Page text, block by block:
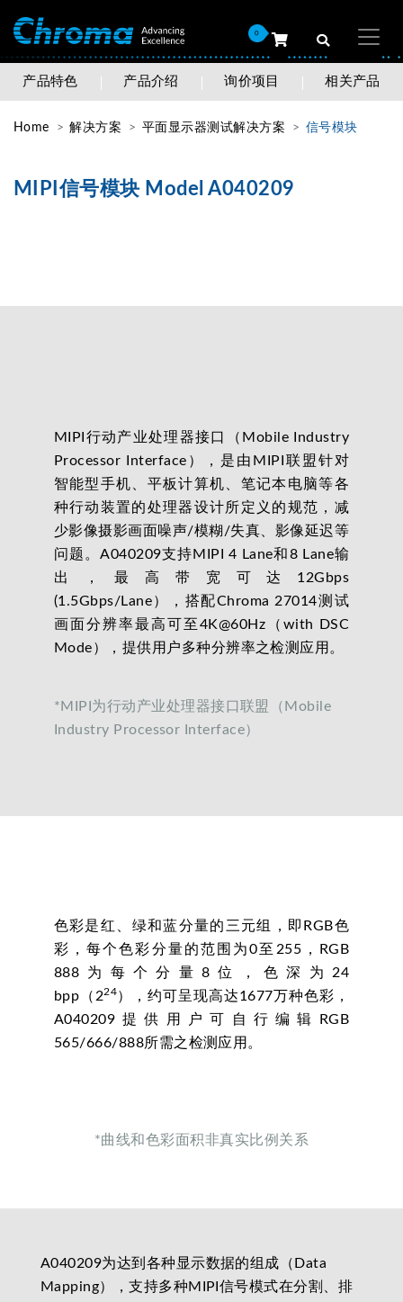
0
产品特色 产品介绍 询价项目 相关产品
Home 解决方案 平面显示器测试解决方案 信号模块
MIPI信号模块 Model A040209
MIPI行动产业处理器接口（Mobile Industry
Processor Interface），是由MIPI联盟针对
智能型手机、平板计算机、笔记本电脑等各
种行动装置的处理器设计所定义的规范，减
少影像摄影画面噪声/模糊/失真、影像延迟等
问题。A040209支持MIPI 4 Lane和8 Lane输
出，最高带宽可达12Gbps
(1.5Gbps/Lane），搭配Chroma 27014测试
画面分辨率最高可至4K@60Hz（with DSC
Mode），提供用户多种分辨率之检测应用。
*MIPI为行动产业处理器接口联盟（Mobile
Industry Processor Interface）
色彩是红、绿和蓝分量的三元组，即RGB色
彩，每个色彩分量的范围为0至255，RGB
888为每个分量8位，色深为24
bpp（224），约可呈现高达1677万种色彩，
A040209提供用户可自行编辑RGB
565/666/888所需之检测应用。
*曲线和色彩面积非真实比例关系
A040209为达到各种显示数据的组成（Data
Mapping），支持多种MIPI信号模式在分割、排